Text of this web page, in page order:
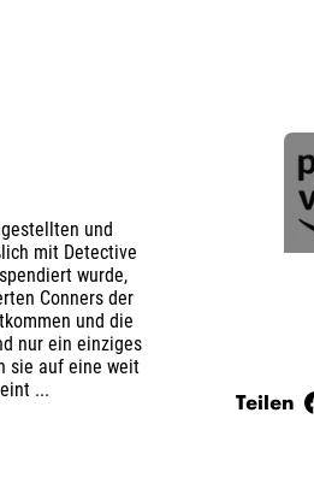
und
mit Detective
wurde,
Conners der
und die
nur ein einziges
sie auf eine weit
...
Teilen